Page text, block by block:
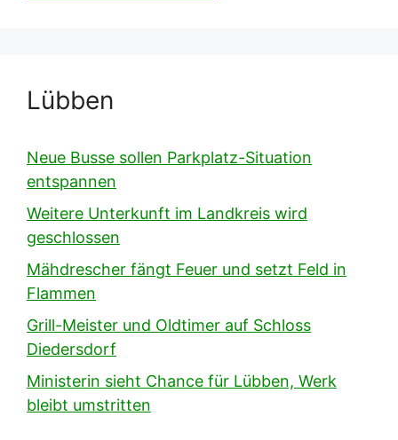
Lübben
Neue Busse sollen Parkplatz-Situation
entspannen
Weitere Unterkunft im Landkreis wird
geschlossen
Mähdrescher fängt Feuer und setzt Feld in
Flammen
Grill-Meister und Oldtimer auf Schloss
Diedersdorf
Ministerin sieht Chance für Lübben, Werk
bleibt umstritten